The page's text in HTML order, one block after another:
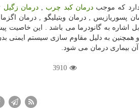
دارد که موجبدرمان کبد چرب ,درمان زگیل
پسوریازیس , درمان ویتیلیگو , درمان
اشاره به گانودرما می باشد . این خاصیت
به دلیل مقاوم سازی سیستم ایمنی
بیماری درمان می شود.
3910